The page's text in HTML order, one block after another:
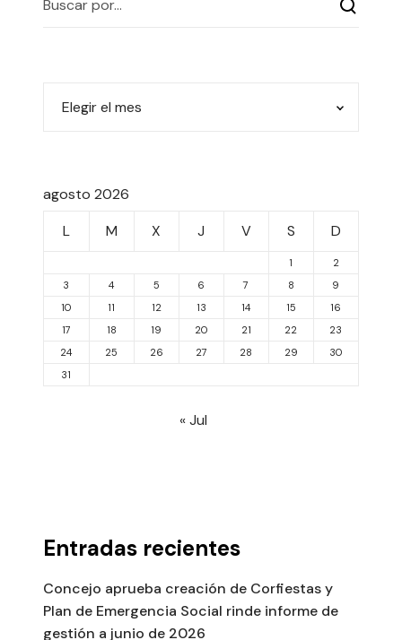
agosto 2026
L
M X J V S D
1
2
3
4 5 6 7 8
9
10
11 12 13 14 15
16
17
18 19 20 21 22
23
24
25 26 27 28 29
30
31
« Jul
Entradas recientes
Concejo aprueba creación de Corfiestas y
Plan de Emergencia Social rinde informe de
gestión a junio de 2026